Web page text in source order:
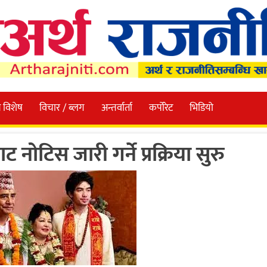
विशेष विचार / ब्लग अन्तर्वार्ता कर्पोरेट भिडियो
नोटिस जारी गर्ने प्रक्रिया सुरु